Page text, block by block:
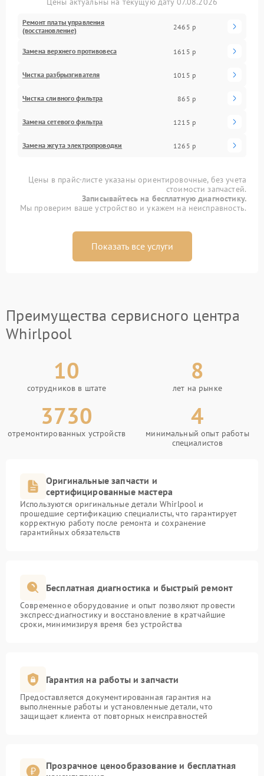
Ремонт платы управления
(восстановление)
2465 р
Замена верхнего противовеса 1615 р
Чистка разбрызгивателя 1015 р
Чистка сливного фильтра 865 р
Замена сетевого фильтра 1215 р
Замена жгута электропроводки 1265 р
Цены в прайс-листе указаны ориентировочные, без учета
стоимости запчастей.
Записывайтесь на бесплатную диагностику.
Мы проверим ваше устройство и укажем на неисправность.
Показать все услуги
Преимущества сервисного центра
Whirlpool
10
сотрудников в штате
8
лет на рынке
3730
отремонтированных устройств
4
минимальный опыт работы
специалистов
Оригинальные запчасти и
сертифицированные мастера
Используются оригинальные детали Whirlpool и
прошедшие сертификацию специалисты, что гарантирует
корректную работу после ремонта и сохранение
гарантийных обязательств
Бесплатная диагностика и быстрый ремонт
Современное оборудование и опыт позволяют провести
экспресс-диагностику и восстановление в кратчайшие
сроки, минимизируя время без устройства
Гарантия на работы и запчасти
Предоставляется документированная гарантия на
выполненные работы и установленные детали, что
защищает клиента от повторных неисправностей
Прозрачное ценообразование и бесплатная